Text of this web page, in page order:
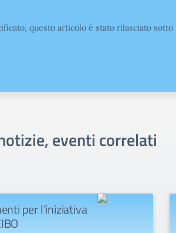
questo articolo è stato rilasciato
eventi correlati
per l’iniziativa